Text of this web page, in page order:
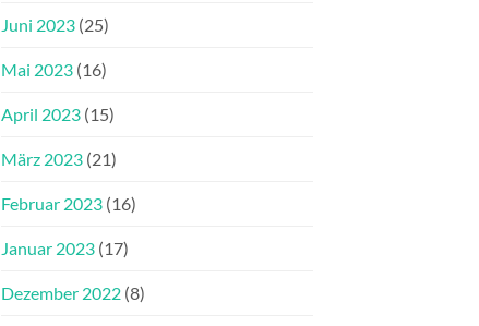
Juni 2023 (25)
Mai 2023 (16)
April 2023 (15)
März 2023 (21)
Februar 2023 (16)
Januar 2023 (17)
Dezember 2022 (8)